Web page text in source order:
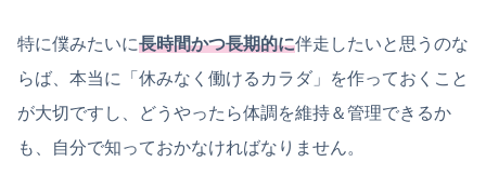
特に僕みたいに長時間かつ長期的に伴走したいと思うのな
らば、本当に「休みなく働けるカラダ」を作っておくこと
が大切ですし、どうやったら体調を維持＆管理できるか
も、自分で知っておかなければなりません。